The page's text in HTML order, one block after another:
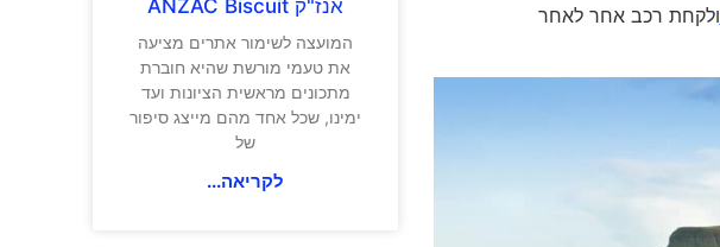
ולקחת רכב אחר לאחר
אנז"ק ANZAC Biscuit
המועצה לשימור אתרים מציעה
את טעמי מורשת שהיא חוברת
מתכונים מראשית הציונות ועד
ימינו, שכל אחד מהם מייצג סיפור
של
לקריאה...